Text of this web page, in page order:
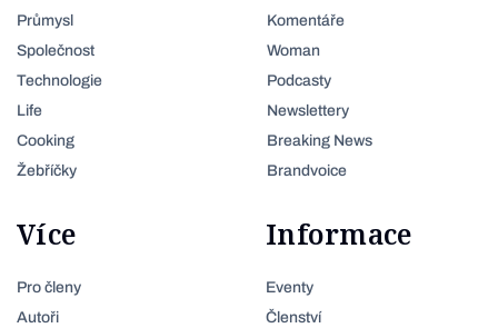
Průmysl
Společnost
Technologie
Life
Cooking
Žebříčky
Komentáře
Woman
Podcasty
Newslettery
Breaking News
Brandvoice
Více
Pro členy
Autoři
Informace
Eventy
Členství